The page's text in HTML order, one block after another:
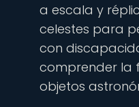
a escala y
celestes para
con
comprender la
objetos